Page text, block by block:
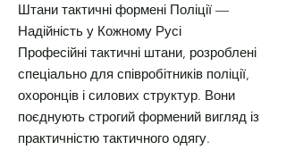
Штани тактичні формені Поліції —
Надійність у Кожному Русі
Професійні тактичні штани, розроблені
спеціально для співробітників поліції,
охоронців і силових структур. Вони
поєднують строгий формений вигляд із
практичністю тактичного одягу.